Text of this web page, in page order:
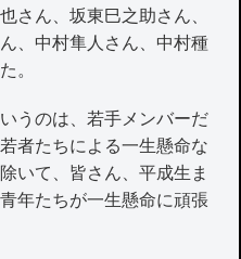
さん、坂東巳之助さん、
、中村隼人さん、中村種
。
うのは、若手メンバーだ
者たちによる一生懸命な
いて、皆さん、平成生ま
年たちが一生懸命に頑張